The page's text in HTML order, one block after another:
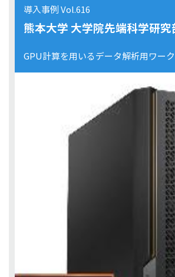
導入事例 Vol.616
熊本大学 大学院先端科学研究
GPU計算を用いるデータ解析用ワー